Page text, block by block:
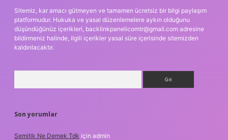
Sitemiz, kar amacı gütmeyen ve tamamen ücretsiz bir bilgi paylaşım
platformudur. Hukuka ve yasal düzenlemelere aykırı olduğunu
düşündüğünüz içerikleri, backlinkpanelicomtr@gmail.com adresine
bildirmeniz halinde, ilgili içerikler yasal süre içerisinde sitemizden
kaldırılacaktır.
Son yorumlar
Semitik Ne Demek Tdk için admin